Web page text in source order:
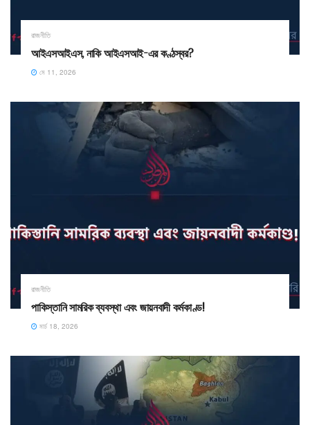
রাজনীতি
আইএসআইএস, নাকি আইএসআই-এর কণ্ঠস্বর?
মে 11, 2026
রাজনীতি
পাকিস্তানি সামরিক ব্যবস্থা এবং জায়নবাদী কর্মকাণ্ড!
মার্চ 18, 2026